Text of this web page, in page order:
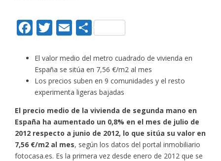
Facebook
Twitter
EmailCompartir
El valor medio del metro cuadrado de vivienda en
España se sitúa en 7,56 €/m2 al mes
Los precios suben en 9 comunidades y el resto
experimenta ligeras bajadas
El precio medio de la vivienda de segunda mano en
España ha aumentado un 0,8% en el mes de julio de
2012 respecto a junio de 2012, lo que sitúa su valor en
7,56 €/m2 al mes, según los datos del portal inmobiliario
fotocasa.es. Es la primera vez desde enero de 2012 que se